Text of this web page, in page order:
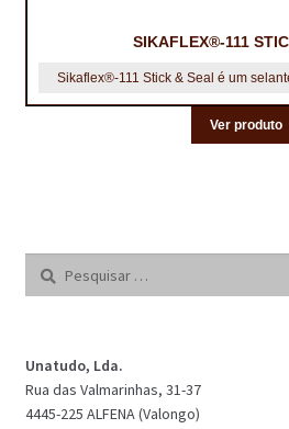
SIKAFLEX®-111
Sikaflex®-111 Stick & Seal é um
Ver produto
Pesquisar
Unatudo, Lda.
Rua das Valmarinhas, 31-37
4445-225 ALFENA (Valongo)